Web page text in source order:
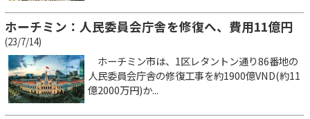
ホーチミン：人民委員会庁舎を修復へ、費用11億円
(23/7/14)
ホーチミン市は、1区レタントン通り86番地の
人民委員会庁舎の修復工事を約1900億VND(約11
億2000万円)か...